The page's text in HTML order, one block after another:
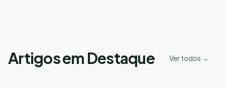
Artigos em Destaque Ver todos →